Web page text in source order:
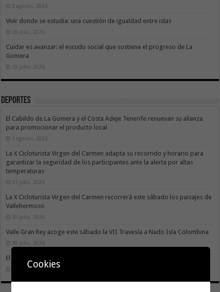
2 agosto, 2026
Vivir donde se estudia: una cuestión de igualdad entre islas
26 julio, 2026
Cuidar es avanzar: el escudo social que sostiene el progreso de La
Gomera
19 julio, 2026
Deportes
El Cabildo de La Gomera y el Costa Adeje Tenerife renuevan su alianza
para promocionar el producto local
3 agosto, 2026
La X Cicloturista Virgen del Carmen adapta su recorrido y horario para
garantizar la seguridad de los participantes ante la alerta por altas
temperaturas
31 julio, 2026
La X Cicloturista Virgen del Carmen recorrerá este sábado los paisajes de
Vallehermoso
30 julio, 2026
Valle Gran Rey acoge este sábado la VII Travesía a Nado Isla Colombina
30 julio, 2026
El II torneo Autonómico Gomahara Beach Vóley ya tiene fecha
27 julio, 2026
Cookies